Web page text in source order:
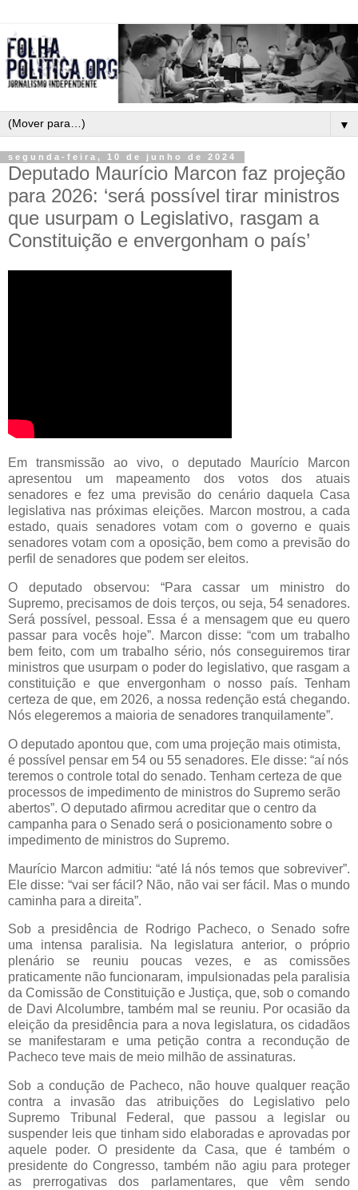
▼
segunda-feira, 10 de junho de 2024
Deputado Maurício Marcon faz projeção
para 2026: ‘será possível tirar ministros
que usurpam o Legislativo, rasgam a
Constituição e envergonham o país’
Em transmissão ao vivo, o deputado Maurício Marcon
apresentou um mapeamento dos votos dos atuais
senadores e fez uma previsão do cenário daquela Casa
legislativa nas próximas eleições. Marcon mostrou, a cada
estado, quais senadores votam com o governo e quais
senadores votam com a oposição, bem como a previsão do
perfil de senadores que podem ser eleitos.
O deputado observou: “Para cassar um ministro do
Supremo, precisamos de dois terços, ou seja, 54 senadores.
Será possível, pessoal. Essa é a mensagem que eu quero
passar para vocês hoje”. Marcon disse: “com um trabalho
bem feito, com um trabalho sério, nós conseguiremos tirar
ministros que usurpam o poder do legislativo, que rasgam a
constituição e que envergonham o nosso país. Tenham
certeza de que, em 2026, a nossa redenção está chegando.
Nós elegeremos a maioria de senadores tranquilamente”.
O deputado apontou que, com uma projeção mais otimista,
é possível pensar em 54 ou 55 senadores. Ele disse: “aí nós
teremos o controle total do senado. Tenham certeza de que
processos de impedimento de ministros do Supremo serão
abertos”. O deputado afirmou acreditar que o centro da
campanha para o Senado será o posicionamento sobre o
impedimento de ministros do Supremo.
Maurício Marcon admitiu: “até lá nós temos que sobreviver”.
Ele disse: “vai ser fácil? Não, não vai ser fácil. Mas o mundo
caminha para a direita”.
Sob a presidência de Rodrigo Pacheco, o Senado sofre
uma intensa paralisia. Na legislatura anterior, o próprio
plenário se reuniu poucas vezes, e as comissões
praticamente não funcionaram, impulsionadas pela paralisia
da Comissão de Constituição e Justiça, que, sob o comando
de Davi Alcolumbre, também mal se reuniu. Por ocasião da
eleição da presidência para a nova legislatura, os cidadãos
se manifestaram e uma petição contra a recondução de
Pacheco teve mais de meio milhão de assinaturas.
Sob a condução de Pacheco, não houve qualquer reação
contra a invasão das atribuições do Legislativo pelo
Supremo Tribunal Federal, que passou a legislar ou
suspender leis que tinham sido elaboradas e aprovadas por
aquele poder. O presidente da Casa, que é também o
presidente do Congresso, também não agiu para proteger
as prerrogativas dos parlamentares, que vêm sendo